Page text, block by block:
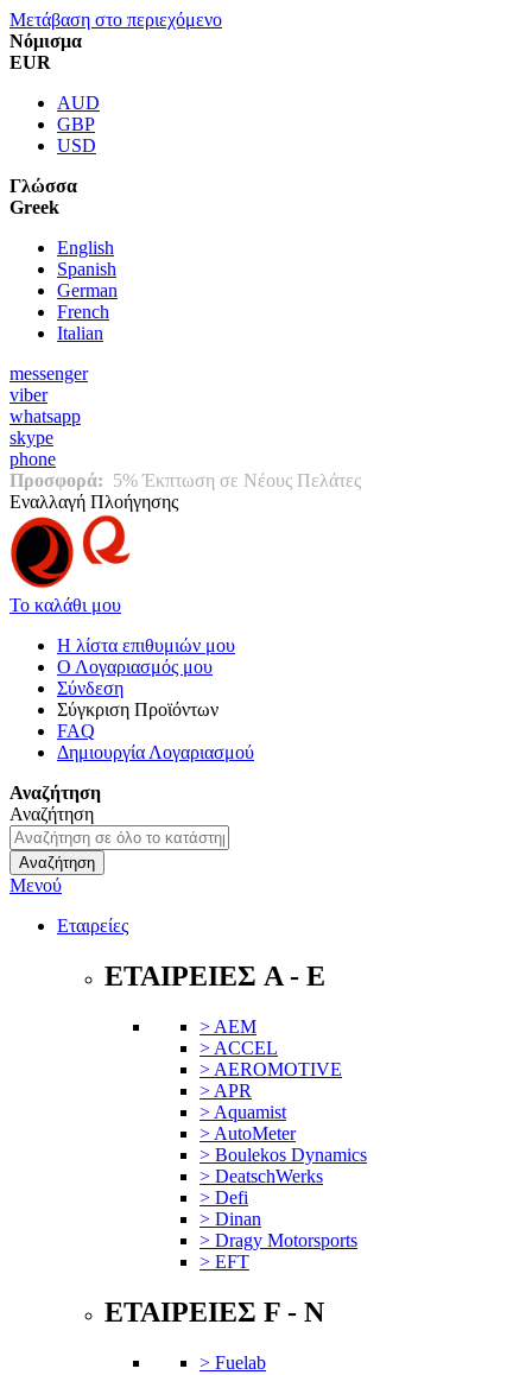
Μετάβαση στο περιεχόμενο
Νόμισμα
EUR
AUD
GBP
USD
Γλώσσα
Greek
English
Spanish
German
French
Italian
messenger
viber
whatsapp
skype
phone
Προσφορά: 5% Έκπτωση σε Νέους Πελάτες
Εναλλαγή Πλοήγησης
Το καλάθι μου
Η λίστα επιθυμιών μου
Ο Λογαριασμός μου
Σύνδεση
Σύγκριση Προϊόντων
FAQ
Δημιουργία Λογαριασμού
Αναζήτηση
Αναζήτηση
Αναζήτηση
Μενού
Εταιρείες
ΕΤΑΙΡΕΙΕΣ A - E
> AEM
> ACCEL
> AEROMOTIVE
> APR
> Aquamist
> AutoMeter
> Boulekos Dynamics
> DeatschWerks
> Defi
> Dinan
> Dragy Motorsports
> EFT
ΕΤΑΙΡΕΙΕΣ F - N
> Fuelab